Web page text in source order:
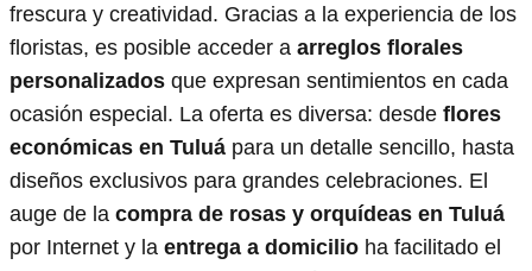
frescura y creatividad. Gracias a la experiencia de los
floristas, es posible acceder a arreglos florales
personalizados que expresan sentimientos en cada
ocasión especial. La oferta es diversa: desde flores
económicas en Tuluá para un detalle sencillo, hasta
diseños exclusivos para grandes celebraciones. El
auge de la compra de rosas y orquídeas en Tuluá
por Internet y la entrega a domicilio ha facilitado el